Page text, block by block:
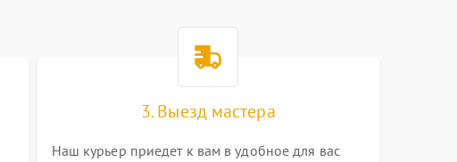
3. Выезд мастера
Наш курьер приедет к вам в удобное для вас